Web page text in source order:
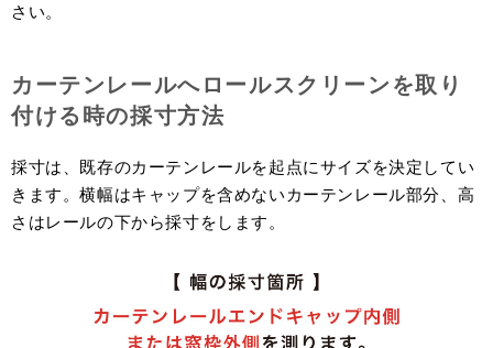
さい。
カーテンレールへロールスクリーンを取り
付ける時の採寸方法
採寸は、既存のカーテンレールを起点にサイズを決定してい
きます。横幅はキャップを含めないカーテンレール部分、高
さはレールの下から採寸をします。